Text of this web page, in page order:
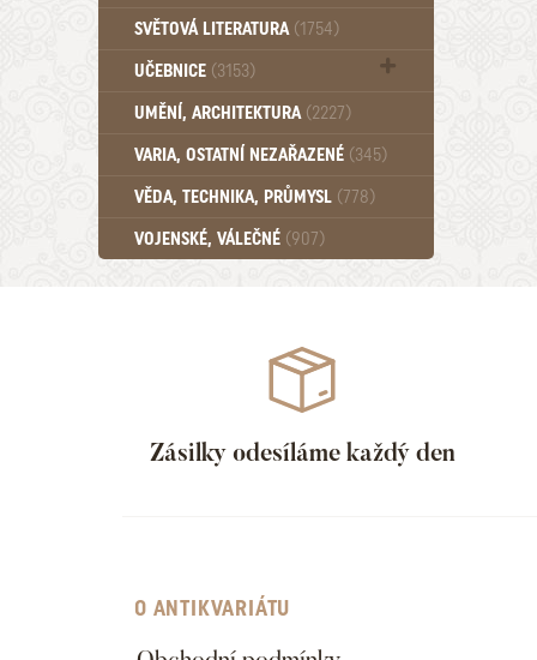
SVĚTOVÁ LITERATURA (1754)
UČEBNICE (3153)
Učebnice - Jazykové (1297)
Učebnice - VŠ (259)
Učebnice - ZŠ (556)
Učebnice - Ostatní (499)
UMĚNÍ, ARCHITEKTURA (2227)
VARIA, OSTATNÍ NEZAŘAZENÉ (345)
VĚDA, TECHNIKA, PRŮMYSL (778)
VOJENSKÉ, VÁLEČNÉ (907)
Zásilky odesíláme každý den
O ANTIKVARIÁTU